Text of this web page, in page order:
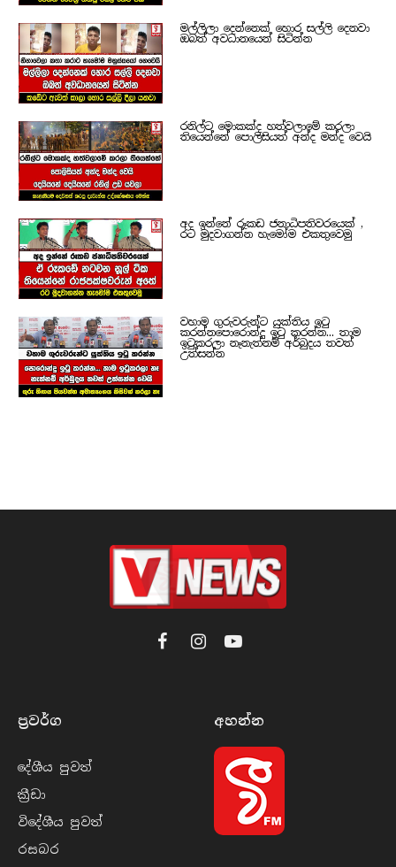
මල්ලිලා දෙන්නෙක් හොර සල්ලි දෙනවා
ඔබත් අවධානයෙන් සිටින්න
රනිල්ට මොකක්ද හත්වලාමේ කරලා
තියෙන්නේ පොලිසියත් අන්ද මන්ද වෙයි
අද ඉන්නේ රූකඩ ජනාධිපතිවරයෙක් ,
රට මුදවාගන්න හැමෝම එකතුවෙමු
වහාම ගුරුවරුන්ට යුක්තිය ඉටු
කරන්නපොරොන්දු ඉටු කරන්න... තාම
ඉටුකරලා නෑනැත්නම් අර්බුදය තවත්
උත්සන්න
FacebookInstagramYouTube
ප්‍රවර්​ග
දේශීය පුව​ත්
ක්‍රී​ඩා
විදේශීය පුව​ත්
රසබ​ර
අහන්​න